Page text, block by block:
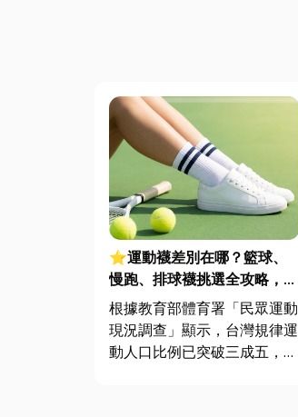
⭐運動襪差別在哪？籃球、
慢跑、排球襪挑選全攻略，穿
對了運動不傷腳！
根據教育部體育署「民眾運動
現況調查」顯示，台灣規律運
動人口比例已突破三成五，其